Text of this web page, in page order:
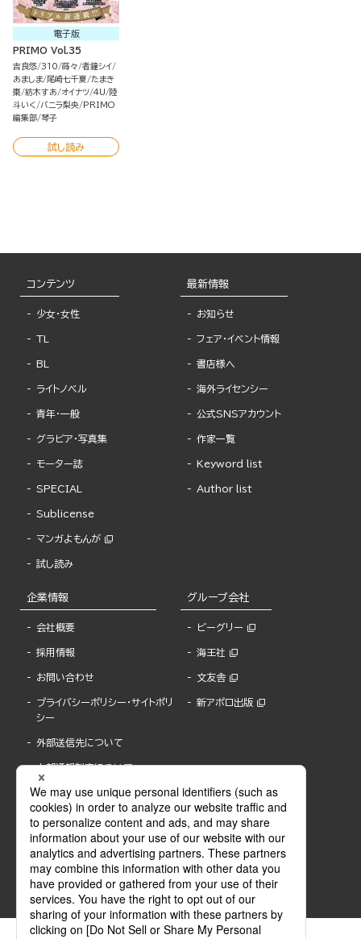
電子版
PRIMO Vol.35
吉良悠 310 蒔々 者鐘シイ
あましま 尾崎七千夏 たまき
棗 紡木すあ オイナツ 4U
陸
斗いく
バニラ梨央
PRIMO
編集部 琴子
試し読み
コンテンツ
少女・女性
TL
BL
ライトノベル
青年・一般
グラビア・写真集
モーター誌
SPECIAL
Sublicense
マンガよもんが
試し読み
最新情報
お知らせ
フェア・イベント情報
書店様へ
海外ライセンシー
公式SNSアカウント
作家一覧
Keyword list
Author list
企業情報
会社概要
採用情報
お問い合わせ
プライバシーポリシー・サイトポリ
シー
外部送信先について
内部通報制度について
グループ会社
ビーグリー
海王社
文友舎
新アポロ出版